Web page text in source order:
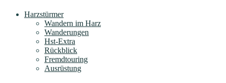
Harzstürmer
Wandern im Harz
Wanderungen
Hst-Extra
Rückblick
Fremdtouring
Ausrüstung